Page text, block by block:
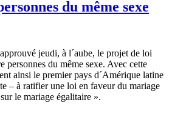
du même sexe
jeudi, à l´aube, le projet de loi
personnes du même sexe. Avec cette
ainsi le premier pays d´Amérique latine
– à ratifier une loi en faveur du mariage
le mariage égalitaire ».